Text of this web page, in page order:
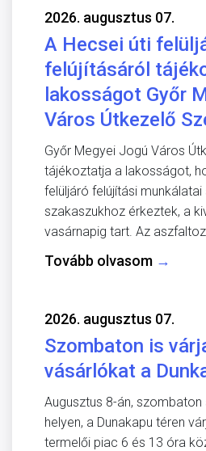
2026. augusztus 07.
A Hecsei úti
felújításáról
lakosságot Győr
Város Útkezelő
Győr Megyei Jogú Város
tájékoztatja a lakosságot,
felüljáró felújítási
szakaszukhoz érkeztek, a
vasárnapig tart. Az
Tovább olvasom →
2026. augusztus 07.
Szombaton is
vásárlókat a
Augusztus 8-án,
helyen, a Dunakapu téren
termelői piac 6 és 13 óra